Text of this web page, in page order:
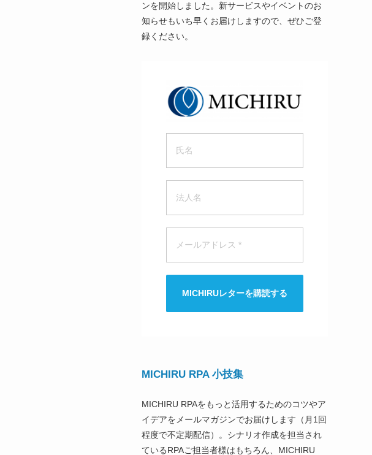
ンを開始しました。新サービスやイベントのお
知らせもいち早くお届けしますので、ぜひご登
録ください。
MICHIRUレターを購読する
MICHIRU RPA 小技集
MICHIRU RPAをもっと活用するためのコツやア
イデアをメールマガジンでお届けします（月1回
程度で不定期配信）。シナリオ作成を担当され
ているRPAご担当者様はもちろん、MICHIRU